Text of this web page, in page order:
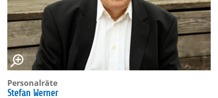
Personalräte
Stefan Werner